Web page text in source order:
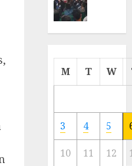
Cermin
Ibu
Kota
23/11/
M T W
3 4 5
10 11 12